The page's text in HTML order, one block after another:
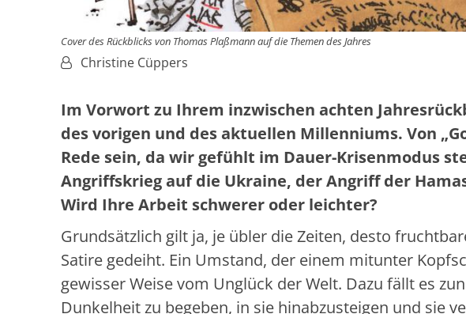
Cover des Rückblicks von Thomas Plaßmann auf die Themen des Jahres
Von:Christine Cüppers
Im Vorwort zu Ihrem inzwischen achten
des vorigen und des aktuellen Millenniums. Von
Rede sein, da wir gefühlt im Dauer-Krisenmodus
Angriffskrieg auf die Ukraine, der Angriff der
Wird Ihre Arbeit schwerer oder leichter?
Grundsätzlich gilt ja, je übler die Zeiten, desto
Satire gedeiht. Ein Umstand, der einem mitunter
gewisser Weise vom Unglück der Welt. Dazu fällt es
Dunkelheit zu begeben, in sie hinabzusteigen und sie